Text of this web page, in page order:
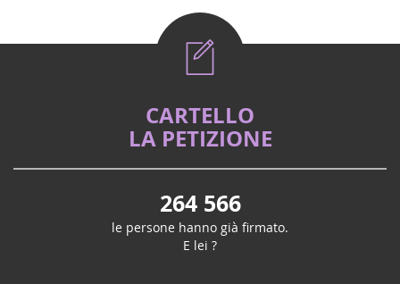
CARTELLO
LA PETIZIONE
264 566
le persone hanno già firmato.
E lei ?